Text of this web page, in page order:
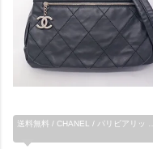
送料無料 / CHANEL / パリビアリッ …